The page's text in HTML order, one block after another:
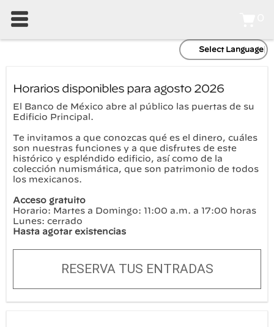
Select Language
Horarios disponibles para agosto 2026
El Banco de México abre al público las puertas de su
Edificio Principal.
Te invitamos a que conozcas qué es el dinero, cuáles
son nuestras funciones y a que disfrutes de este
histórico y espléndido edificio, así como de la
colección numismática, que son patrimonio de todos
los mexicanos.
Acceso gratuito
Horario: Martes a Domingo: 11:00 a.m. a 17:00 horas
Lunes: cerrado
Hasta agotar existencias
RESERVA TUS ENTRADAS